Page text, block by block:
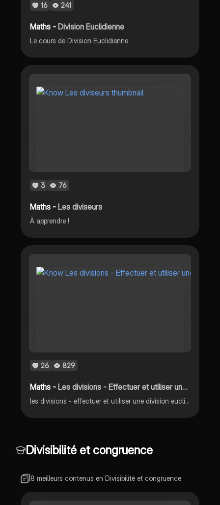
16 241
Maths -Division Euclidienne
Le cours de Division Euclidienne
3 76
Maths -Les diviseurs
À apprendre !
26 829
Maths -Les divisions - Effectuer et utiliser une division euclidienne
les divisions - effectuer et utiliser une division euclidienne
Divisibilité et congruence
8 meilleurs contenus en Divisibilité et congruence